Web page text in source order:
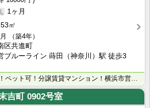
1ヶ月
㎡
（築4年）
区共進町
ブルーライン 蒔田（神奈川）駅 徒歩3
『MAXIV横浜南DUE』！ペット可！分譲賃貸マンション！横浜市営ブルーライン「蒔田」駅徒歩3分！敷･･･
吉町0902号室